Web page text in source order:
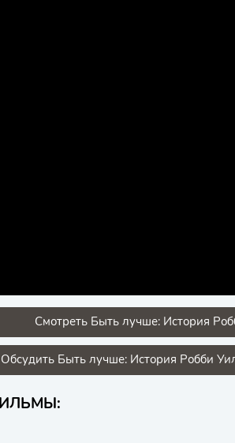
Смотреть Быть лучше: История
Обсудить Быть лучше: История Робби